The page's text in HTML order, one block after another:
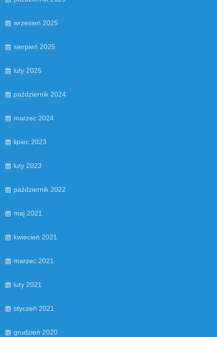
wrzesień 2025
sierpień 2025
luty 2025
październik 2024
marzec 2024
lipiec 2023
luty 2023
październik 2022
maj 2021
kwiecień 2021
marzec 2021
luty 2021
styczeń 2021
grudzień 2020